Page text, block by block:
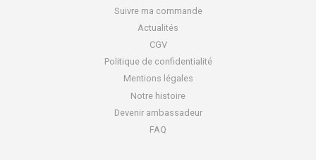
Suivre ma commande
Actualités
CGV
Politique de confidentialité
Mentions légales
Notre histoire
Devenir ambassadeur
FAQ